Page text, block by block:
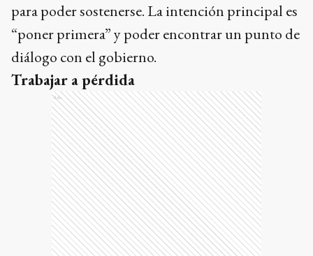
para poder sostenerse. La intención principal es
“poner primera” y poder encontrar un punto de
diálogo con el gobierno.
Trabajar a pérdida
Ads